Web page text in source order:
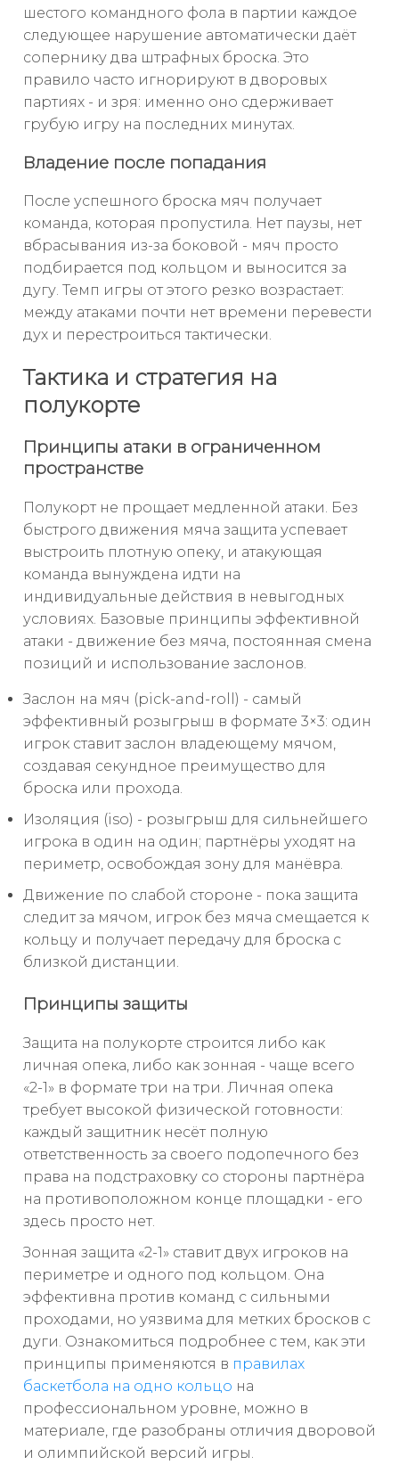
шестого командного фола в партии каждое
следующее нарушение автоматически даёт
сопернику два штрафных броска. Это
правило часто игнорируют в дворовых
партиях - и зря: именно оно сдерживает
грубую игру на последних минутах.
Владение после попадания
После успешного броска мяч получает
команда, которая пропустила. Нет паузы, нет
вбрасывания из-за боковой - мяч просто
подбирается под кольцом и выносится за
дугу. Темп игры от этого резко возрастает:
между атаками почти нет времени перевести
дух и перестроиться тактически.
Тактика и стратегия на
полукорте
Принципы атаки в ограниченном
пространстве
Полукорт не прощает медленной атаки. Без
быстрого движения мяча защита успевает
выстроить плотную опеку, и атакующая
команда вынуждена идти на
индивидуальные действия в невыгодных
условиях. Базовые принципы эффективной
атаки - движение без мяча, постоянная смена
позиций и использование заслонов.
Заслон на мяч (pick-and-roll) - самый
эффективный розыгрыш в формате 3×3: один
игрок ставит заслон владеющему мячом,
создавая секундное преимущество для
броска или прохода.
Изоляция (iso) - розыгрыш для сильнейшего
игрока в один на один; партнёры уходят на
периметр, освобождая зону для манёвра.
Движение по слабой стороне - пока защита
следит за мячом, игрок без мяча смещается к
кольцу и получает передачу для броска с
близкой дистанции.
Принципы защиты
Защита на полукорте строится либо как
личная опека, либо как зонная - чаще всего
«2-1» в формате три на три. Личная опека
требует высокой физической готовности:
каждый защитник несёт полную
ответственность за своего подопечного без
права на подстраховку со стороны партнёра
на противоположном конце площадки - его
здесь просто нет.
Зонная защита «2-1» ставит двух игроков на
периметре и одного под кольцом. Она
эффективна против команд с сильными
проходами, но уязвима для метких бросков с
дуги. Ознакомиться подробнее с тем, как эти
принципы применяются в правилах
баскетбола на одно кольцо на
профессиональном уровне, можно в
материале, где разобраны отличия дворовой
и олимпийской версий игры.